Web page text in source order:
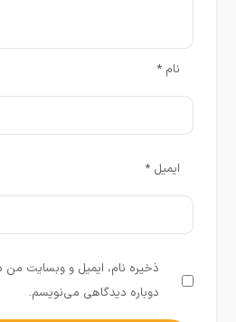
نام*
ایمیل*
ذخیره نام، ایمیل و وبسایت من
دوباره دیدگاهی می‌نویسم.